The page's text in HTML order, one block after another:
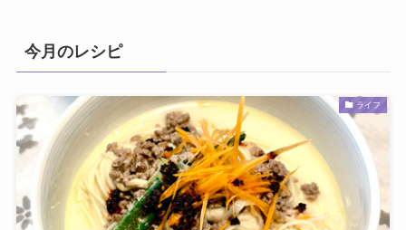
今月のレシピ
ライフ